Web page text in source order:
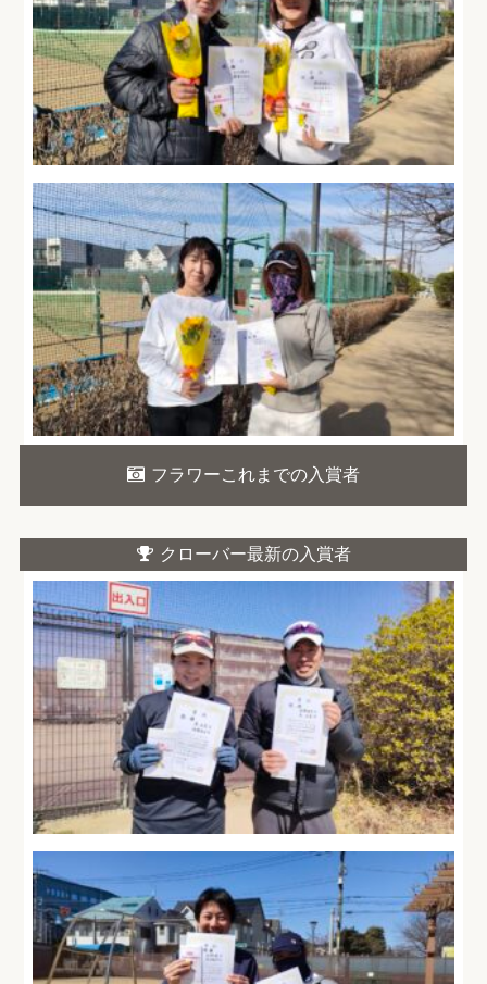
フラワーこれまでの入賞者
クローバー最新の入賞者